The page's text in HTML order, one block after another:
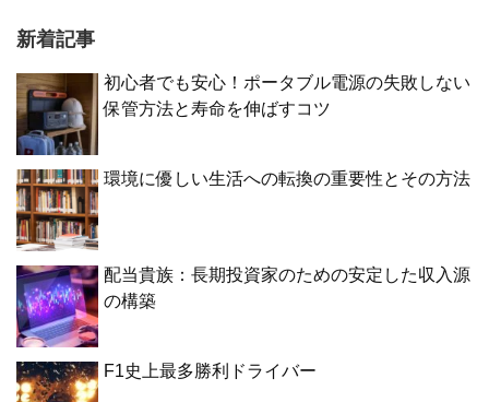
新着記事
初心者でも安心！ポータブル電源の失敗しない
保管方法と寿命を伸ばすコツ
環境に優しい生活への転換の重要性とその方法
配当貴族：長期投資家のための安定した収入源
の構築
F1史上最多勝利ドライバー